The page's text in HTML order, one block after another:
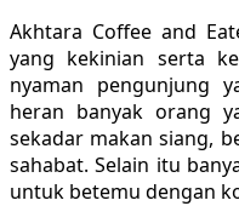
Akhtara Coffee and
yang kekinian serta
nyaman pengunjung
heran banyak orang
sekadar makan siang,
sahabat. Selain itu
untuk betemu dengan